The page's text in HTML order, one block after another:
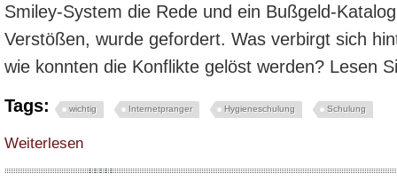
Smiley-System die Rede und ein Bußgeld-
Verstößen, wurde gefordert. Was verbirgt sich
wie konnten die Konflikte gelöst werden? Lesen
Tags:
wichtig Internetpranger Hygieneschulung Schulung
Weiterlesen